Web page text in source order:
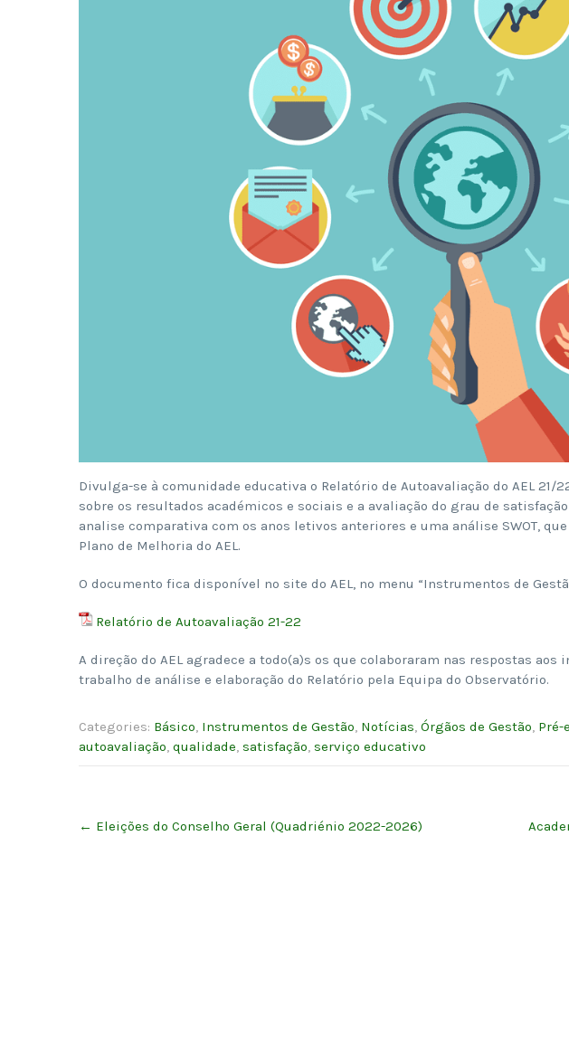
Divulga-se à comunidade educativa o Relatório de Autoavaliação do AEL
sobre os resultados académicos e sociais e a avaliação do grau de
analise comparativa com os anos letivos anteriores e uma análise SWOT,
Plano de Melhoria do AEL.
O documento fica disponível no site do AEL, no menu “Instrumentos de
Relatório de Autoavaliação 21-22
A direção do AEL agradece a todo(a)s os que colaboraram nas respostas
trabalho de análise e elaboração do Relatório pela Equipa do Observatório.
Categories: Básico Instrumentos de Gestão Notícias Órgãos de Gestão Pré-
autoavaliação qualidade satisfação serviço educativo
navigation
← Eleições do Conselho Geral (Quadriénio 2022-2026)